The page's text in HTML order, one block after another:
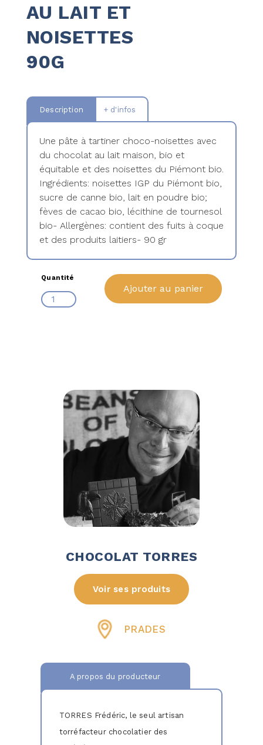
AU LAIT ET
NOISETTES
90G
Description + d'infos
Une pâte à tartiner choco-noisettes avec
du chocolat au lait maison, bio et
équitable et des noisettes du Piémont bio.
Ingrédients: noisettes IGP du Piémont bio,
sucre de canne bio, lait en poudre bio;
fèves de cacao bio, lécithine de tournesol
bio- Allergènes: contient des fuits à coque
et des produits laitiers- 90 gr
Quantité
Ajouter au panier
CHOCOLAT TORRES
Voir ses produits
PRADES
A propos du producteur
TORRES Frédéric, le seul artisan
torréfacteur chocolatier des